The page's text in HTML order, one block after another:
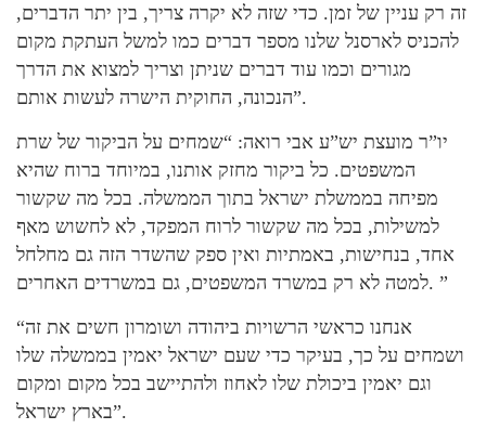
זה רק עניין של זמן. כדי שזה לא יקרה צריך, בין יתר הדברים,
להכניס לארסנל שלנו מספר דברים כמו למשל העתקת מקום
מגורים וכמו עוד דברים שניתן וצריך למצוא את הדרך
הנכונה, החוקית הישרה לעשות אותם”.
יו”ר מועצת יש”ע אבי רואה: “שמחים על הביקור של שרת
המשפטים. כל ביקור מחזק אותנו, במיוחד ברוח שהיא
מפיחה בממשלת ישראל בתוך הממשלה. בכל מה שקשור
למשילות, בכל מה שקשור לרוח המפקד, לא לחשוש מאף
אחד, בנחישות, באמתיות ואין ספק שהשדר הזה גם מחלחל
למטה לא רק במשרד המשפטים, גם במשרדים האחרים. ”
“אנחנו כראשי הרשויות ביהודה ושומרון חשים את זה
ושמחים על כך, בעיקר כדי שעם ישראל יאמין בממשלה שלו
וגם יאמין ביכולת שלו לאחוז ולהתיישב בכל מקום ומקום
בארץ ישראל”.